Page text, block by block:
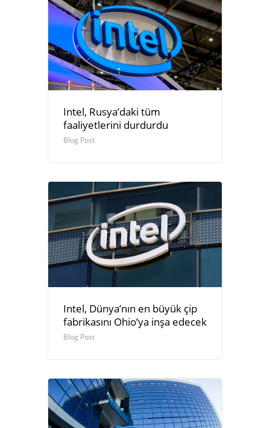
Intel, Rusya’daki tüm
faaliyetlerini durdurdu
Blog Post
Intel, Dünya’nın en büyük çip
fabrikasını Ohio’ya inşa edecek
Blog Post